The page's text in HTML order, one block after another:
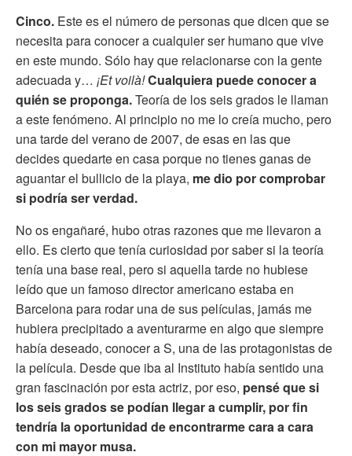
Cinco. Este es el número de personas que dicen que se
necesita para conocer a cualquier ser humano que vive
en este mundo. Sólo hay que relacionarse con la gente
adecuada y… ¡Et voilà!Cualquiera puede conocer a
quién se proponga.Teoría de los seis grados le llaman
a este fenómeno. Al principio no me lo creía mucho, pero
una tarde del verano de 2007, de esas en las que
decides quedarte en casa porque no tienes ganas de
aguantar el bullicio de la playa, me dio por comprobar
si podría ser verdad.
No os engañaré, hubo otras razones que me llevaron a
ello. Es cierto que tenía curiosidad por saber si la teoría
tenía una base real, pero si aquella tarde no hubiese
leído que un famoso director americano estaba en
Barcelona para rodar una de sus películas, jamás me
hubiera precipitado a aventurarme en algo que siempre
había deseado, conocer a S, una de las protagonistas de
la película. Desde que iba al Instituto había sentido una
gran fascinación por esta actriz, por eso, pensé que si
los seis grados se podían llegar a cumplir, por fin
tendría la oportunidad de encontrarme cara a cara
con mi mayor musa.